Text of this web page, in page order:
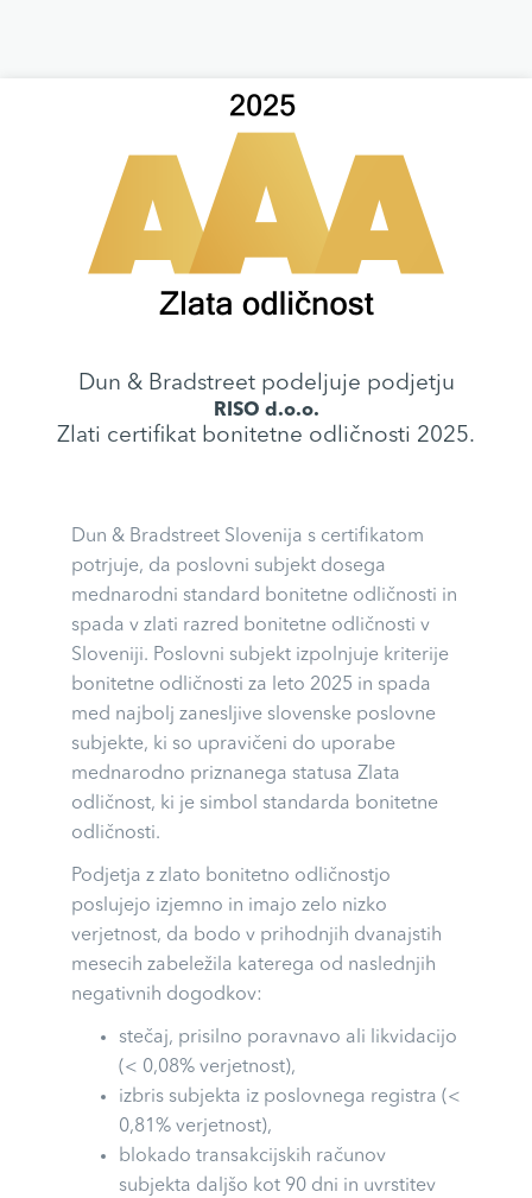
Dun & Bradstreet podeljuje podjetju
RISO d.o.o.
Zlati certifikat bonitetne odličnosti 2025.
Dun & Bradstreet Slovenija s certifikatom
potrjuje, da poslovni subjekt dosega
mednarodni standard bonitetne odličnosti in
spada v zlati razred bonitetne odličnosti v
Sloveniji. Poslovni subjekt izpolnjuje kriterije
bonitetne odličnosti za leto 2025 in spada
med najbolj zanesljive slovenske poslovne
subjekte, ki so upravičeni do uporabe
mednarodno priznanega statusa Zlata
odličnost, ki je simbol standarda bonitetne
odličnosti.
Podjetja z zlato bonitetno odličnostjo
poslujejo izjemno in imajo zelo nizko
verjetnost, da bodo v prihodnjih dvanajstih
mesecih zabeležila katerega od naslednjih
negativnih dogodkov:
stečaj, prisilno poravnavo ali likvidacijo
(< 0,08% verjetnost),
izbris subjekta iz poslovnega registra (<
0,81% verjetnost),
blokado transakcijskih računov
subjekta daljšo kot 90 dni in uvrstitev